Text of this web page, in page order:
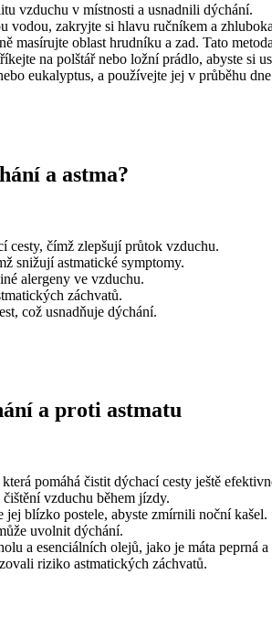
vzduchu v místnosti a usnadnili dýchání.
zakryjte si hlavu ručníkem a
masírujte oblast hrudníku a zad. Tato
na polštář nebo ložní prádlo, abyste si
eukalyptus, a používejte jej v průběhu
a astma?
cesty, čímž zlepšují průtok vzduchu.
snižují astmatické symptomy.
alergeny ve vzduchu.
záchvatů.
což usnadňuje dýchání.
a proti astmatu
pomáhá čistit dýchací cesty ještě
vzduchu během jízdy.
blízko postele, abyste zmírnili noční kašel.
uvolnit dýchání.
a esenciálních olejů, jako je máta peprná a
riziko astmatických záchvatů.